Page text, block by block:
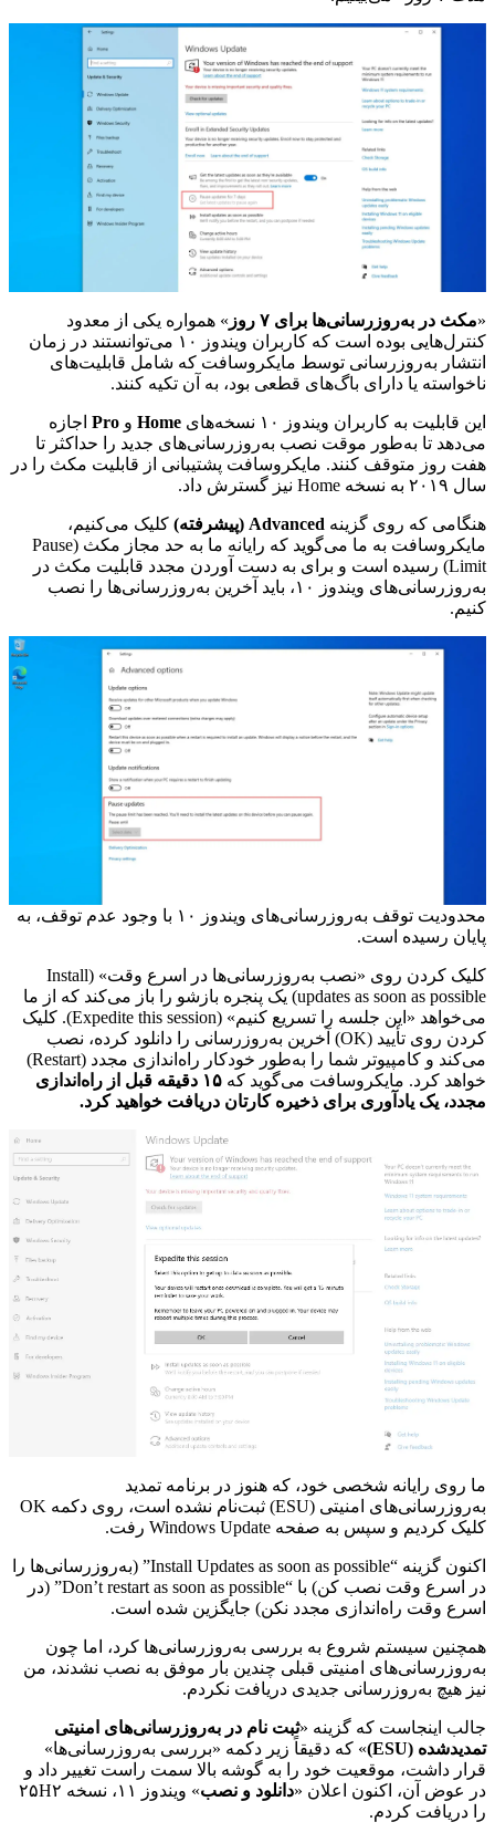
«مکث در به‌روزرسانی‌ها برای ۷ روز
» همواره یکی از معدود
کنترل‌هایی بوده است که کاربران ویندوز ۱۰ می‌توانستند در زمان
انتشار به‌روزرسانی توسط مایکروسافت که شامل قابلیت‌های
ناخواسته یا دارای باگ‌های قطعی بود، به آن تکیه کنند.
این قابلیت به کاربران ویندوز ۱۰ نسخه‌های Home و Pro اجازه
می‌دهد تا به‌طور موقت نصب به‌روزرسانی‌های جدید را حداکثر تا
هفت روز متوقف کنند. مایکروسافت پشتیبانی از قابلیت مکث را در
سال ۲۰۱۹ به نسخه Home نیز گسترش داد.
هنگامی که روی گزینه Advanced (پیشرفته)
کلیک می‌کنیم،
مایکروسافت به ما می‌گوید که رایانه ما به حد مجاز مکث (Pause
Limit) رسیده است و برای به دست آوردن مجدد قابلیت مکث در
به‌روزرسانی‌های ویندوز ۱۰، باید آخرین به‌روزرسانی‌ها را نصب
کنیم.
محدودیت توقف به‌روزرسانی‌های ویندوز ۱۰ با وجود عدم توقف، به
پایان رسیده‌ است.
کلیک کردن روی «نصب به‌روزرسانی‌ها در اسرع وقت» (Install
updates as soon as possible) یک پنجره بازشو را باز می‌کند که از ما
می‌خواهد «این جلسه را تسریع کنیم» (Expedite this session). کلیک
کردن روی تأیید (OK) آخرین به‌روزرسانی را دانلود کرده، نصب
می‌کند و کامپیوتر شما را به‌طور خودکار راه‌اندازی مجدد (Restart)
خواهد کرد. مایکروسافت می‌گوید که
۱۵ دقیقه قبل از راه‌اندازی
مجدد، یک یادآوری برای ذخیره کارتان دریافت خواهید کرد.
ما روی رایانه شخصی خود، که هنوز در برنامه تمدید
به‌روزرسانی‌های امنیتی (ESU) ثبت‌نام نشده است، روی دکمه OK
کلیک کردیم و سپس به صفحه Windows Update رفت.
اکنون گزینه “Install Updates as soon as possible” (به‌روزرسانی‌ها را
در اسرع وقت نصب کن) با “Don’t restart as soon as possible” (در
اسرع وقت راه‌اندازی مجدد نکن) جایگزین شده است.
همچنین سیستم شروع به بررسی به‌روزرسانی‌ها کرد، اما چون
به‌روزرسانی‌های امنیتی قبلی چندین بار موفق به نصب نشدند، من
نیز هیچ به‌روزرسانی جدیدی دریافت نکردم.
جالب اینجاست که گزینه «ثبت نام در به‌روزرسانی‌های امنیتی
تمدیدشده (ESU)
» که دقیقاً زیر دکمه «بررسی به‌روزرسانی‌ها»
قرار داشت، موقعیت خود را به گوشه بالا سمت راست تغییر داد و
در عوض آن، اکنون اعلان «دانلود و نصب
» ویندوز ۱۱، نسخه ۲۵H۲
را دریافت کردم.